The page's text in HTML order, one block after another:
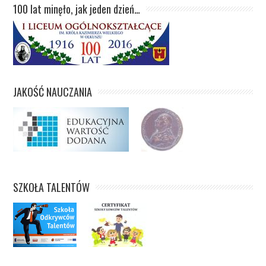
100 lat minęło, jak jeden dzień…
JAKOŚĆ NAUCZANIA
SZKOŁA TALENTÓW